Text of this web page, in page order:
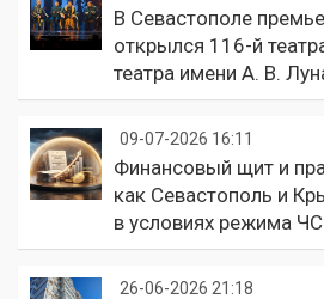
В Севастополе
открылся 116-й
театра имени А. В.
09-07-2026 16:11
Финансовый щит и
как Севастополь и
в условиях режима ЧС
26-06-2026 21:18